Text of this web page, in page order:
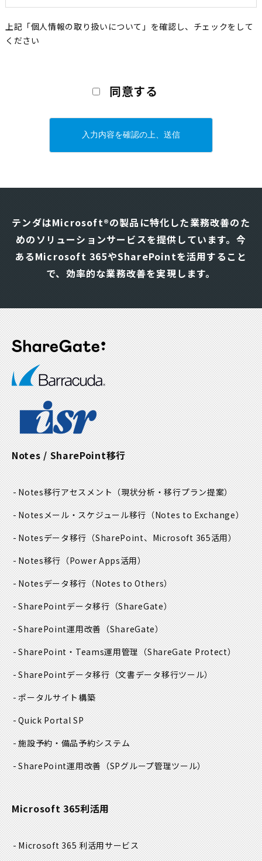
保護を当社事業における最優先事項の一つとして位置づけて
います。この活動を確実に実践していくために、以下に方針
我社は個人情報を適切に取得し、適切に利用し、適切に提
供いたします。
事業遂行のために必要な範囲内で利用目的を明確に定め、
利用目的の範囲内でのみ利用し、目的外利用を行わないた
めの措置を講じます。
個人情報の取扱い責任者を特定し、取扱い担当者について
は必要最小限の者に限定します。また、個人情報の漏え
い、滅失又はき損の防止及び是正に努め、必要な安全管理
策を実施します
③. 本人からの苦情及び相談に関する事項
本人より当社の個人情報保護の活動に関する苦情・要望又
は相談を受けた場合は、個人情報受付窓口にて懇切丁寧に
対応し、管理責任者により適切な処置を実施します。
④.個人情報の取扱いに関する法令、国が定める指針その他
の規範に関する事項
個人情報の取扱いに関する法令、国が定める指針、条例、
JIS Q 15001等に関連する規範を遵守することは当然のこ
ととし、それらを遵守するための社内規程を定めると共
に、必要に応じてこの規程を見直し、継続的に改善し、適
切に運用します。
⑤. 個人情報保護マネジメントシステムの継続的改善に関す
る事項
上記①、②、③及び④項目の実施状況については、定期的
な内部監査を行い、不適合が発生した場合に対しては是正
処置を実施し、その都度継続的な改善を行います。
本方針は、当社内に掲示し、役員を含む全従業員に周知さ
せ、従業員各自の教育、啓発に努め、個人情報保護意識の
高揚を図ります。
2. 個人情報の利用目的
当社では、個人情報を以下の業務の為に利用致します。
営業のご案内
上記「個人情報の取り扱いについて」を確認し、チェックをして
ください
ま
さ
い
。
同意する
テンダはMicrosoft®の製品に特化した業務改善のた
めのソリューションサービスを提供しています。 今
あるMicrosoft 365やSharePointを活用すること
で、効率的な業務改善を実現します。
Notes / SharePoint移行
Notes移行アセスメント（現状分析・移行プラン提案）
Notesメール・スケジュール移行（Notes to Exchange）
Notesデータ移行（SharePoint、Microsoft 365活用）
Notes移行（Power Apps活用）
Notesデータ移行（Notes to Others）
SharePointデータ移行（ShareGate）
SharePoint運用改善（ShareGate）
SharePoint・Teams運用管理（ShareGate Protect）
SharePointデータ移行（文書データ移行ツール）
ポータルサイト構築
Quick Portal SP
施設予約・備品予約システム
SharePoint運用改善（SPグループ管理ツール）
Microsoft 365利活用
Microsoft 365 利活用サービス